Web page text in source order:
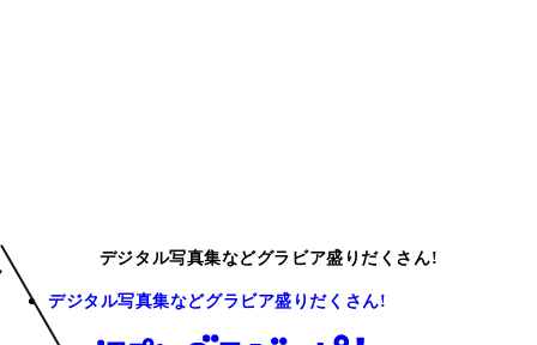
デジタル写真集などグラビア盛りだくさん!
デジタル写真集などグラビア盛りだくさん!